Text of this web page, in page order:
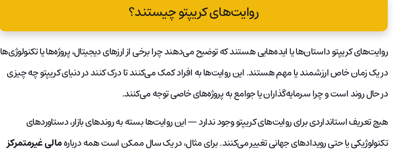
روایت‌های کریپتو چیستند؟
روایت‌های کریپتو داستان‌ها یا ایده‌هایی هستند که توضیح می‌دهند چرا برخی از ارزهای دیجیتال، پروژه‌ها یا تکنولوژی‌ها
در یک زمان خاص ارزشمند یا مهم هستند. این روایت‌ها به افراد کمک می‌کنند تا درک کنند در دنیای کریپتو چه چیزی
در حال روند است و چرا سرمایه‌گذاران یا جوامع به پروژه‌های خاصی توجه می‌کنند.
هیچ تعریف استانداردی برای روایت‌های کریپتو وجود ندارد — این روایت‌ها بسته به روندهای بازار، دستاوردهای
تکنولوژیکی یا حتی رویدادهای جهانی تغییر می‌کنند. برای مثال، در یک سال ممکن است همه دربارهمالی غیرمتمرکز